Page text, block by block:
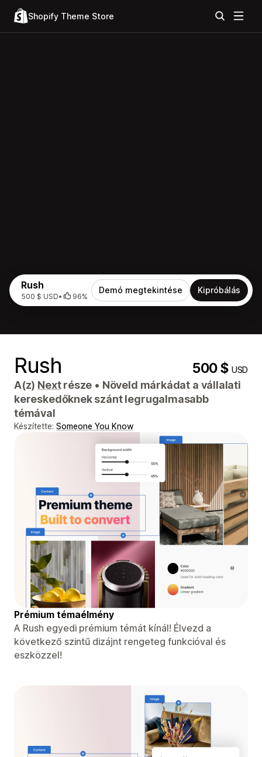
Shopify Theme Store
Rush
500 $ USD• 96%
Demó megtekintése Kipróbálás
Rush 500 $USD
A(z) Nextrésze • Növeld márkádat a vállalati
kereskedőknek szánt legrugalmasabb
témával
Készítette: Someone You Know
Prémium témaélmény
A Rush egyedi prémium témát kínál! Élvezd a
következő szintű dizájnt rengeteg funkcióval és
eszközzel!